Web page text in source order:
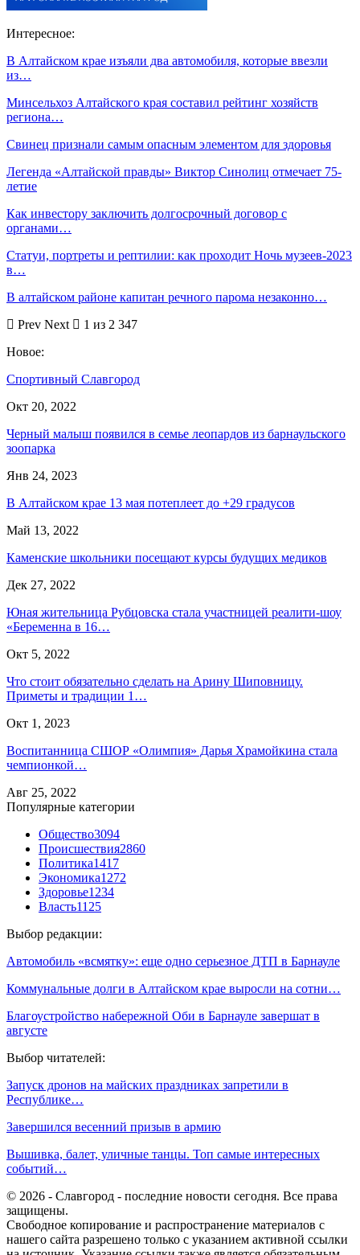
Интересное:
В Алтайском крае изъяли два автомобиля, которые ввезли
из…
Минсельхоз Алтайского края составил рейтинг хозяйств
региона…
Свинец признали самым опасным элементом для здоровья
Легенда «Алтайской правды» Виктор Синолиц отмечает 75-
летие
Как инвестору заключить долгосрочный договор с
органами…
Статуи, портреты и рептилии: как проходит Ночь музеев-2023
в…
В алтайском районе капитан речного парома незаконно…
Prev Next
1 из 2 347
Новое:
Спортивный Славгород
Окт 20, 2022
Черный малыш появился в семье леопардов из барнаульского
зоопарка
Янв 24, 2023
В Алтайском крае 13 мая потеплеет до +29 градусов
Май 13, 2022
Каменские школьники посещают курсы будущих медиков
Дек 27, 2022
Юная жительница Рубцовска стала участницей реалити-шоу
«Беременна в 16…
Окт 5, 2022
Что стоит обязательно сделать на Арину Шиповницу.
Приметы и традиции 1…
Окт 1, 2023
Воспитанница СШОР «Олимпия» Дарья Храмойкина стала
чемпионкой…
Авг 25, 2022
Популярные категории
Общество3094
Происшествия2860
Политика1417
Экономика1272
Здоровье1234
Власть1125
Выбор редакции:
Автомобиль «всмятку»: еще одно серьезное ДТП в Барнауле
Коммунальные долги в Алтайском крае выросли на сотни…
Благоустройство набережной Оби в Барнауле завершат в
августе
Выбор читателей:
Запуск дронов на майских праздниках запретили в
Республике…
Завершился весенний призыв в армию
Вышивка, балет, уличные танцы. Топ самые интересных
событий…
© 2026 - Славгород - последние новости сегодня. Все права
защищены.
Свободное копирование и распространение материалов с
нашего сайта разрешено только с указанием активной ссылки